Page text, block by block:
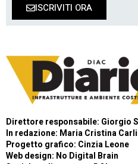
ISCRIVITI ORA
Direttore responsabile: Giorgio
In redazione: Maria Cristina
Progetto grafico: Cinzia Leone
Web design: No Digital Brain